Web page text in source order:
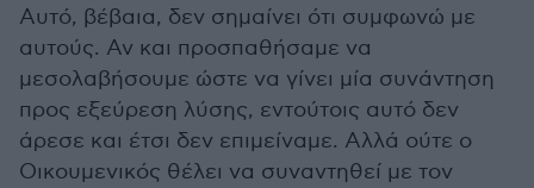
Αυτό, βέβαια, δεν σημαίνει ότι συμφωνώ με
αυτούς. Αν και προσπαθήσαμε να
μεσολαβήσουμε ώστε να γίνει μία συνάντηση
προς εξεύρεση λύσης, εντούτοις αυτό δεν
άρεσε και έτσι δεν επιμείναμε. Αλλά ούτε ο
Οικουμενικός θέλει να συναντηθεί με τον